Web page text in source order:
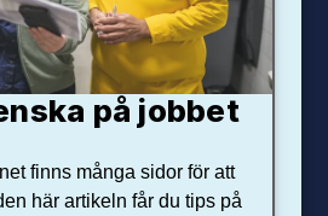
på jobbet
finns många sidor för att
här artikeln får du tips på